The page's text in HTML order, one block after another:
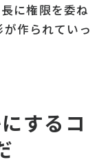
に権限を委ね
作られていっ
するコ